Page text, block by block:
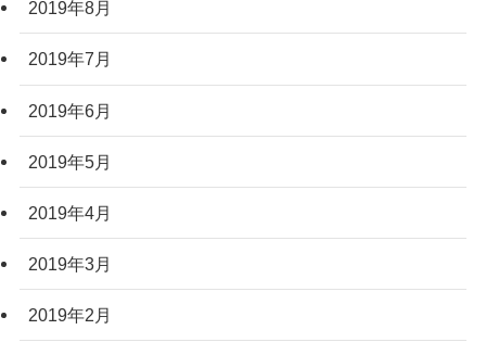
2019年8月
2019年7月
2019年6月
2019年5月
2019年4月
2019年3月
2019年2月